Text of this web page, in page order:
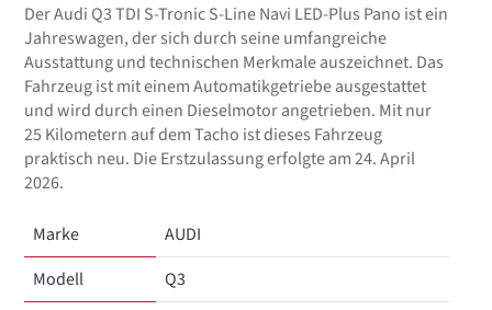
Der Audi Q3 TDI S-Tronic S-Line Navi LED-Plus Pano ist ein
Jahreswagen, der sich durch seine umfangreiche
Ausstattung und technischen Merkmale auszeichnet. Das
Fahrzeug ist mit einem Automatikgetriebe ausgestattet
und wird durch einen Dieselmotor angetrieben. Mit nur
25 Kilometern auf dem Tacho ist dieses Fahrzeug
praktisch neu. Die Erstzulassung erfolgte am 24. April
2026.
Marke
AUDI
Modell
Q3